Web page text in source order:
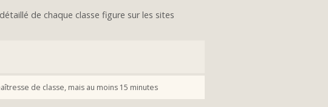
de chaque classe figure sur les sites
de classe, mais au moins 15 minutes